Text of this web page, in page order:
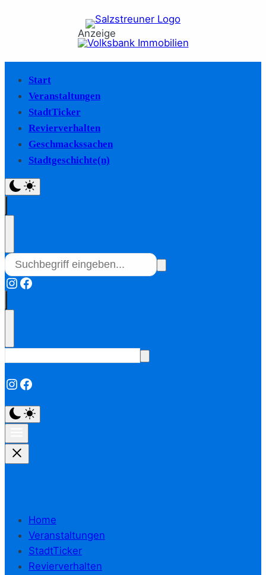
Anzeige
Start
Veranstaltungen
StadtTicker
Revierverhalten
Geschmackssachen
Stadtgeschichte(n)
Instagram
Facebook
Instagram
Facebook
Home
Veranstaltungen
StadtTicker
Revierverhalten